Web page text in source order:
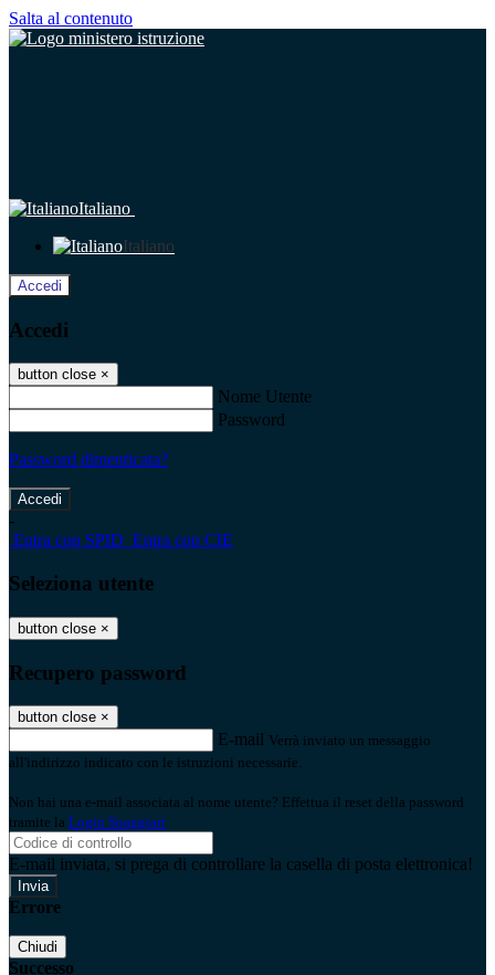
Salta al contenuto
Italiano
Italiano
Accedi
Accedi
button close ×
Nome Utente
Password
Password dimenticata?
-
Entra con SPID Entra con CIE
Seleziona utente
button close ×
Recupero password
button close ×
E-mail Verrà inviato un messaggio
all'indirizzo indicato con le istruzioni necessarie.
Non hai una e-mail associata al nome utente? Effettua il reset della password
tramite la Login Spaggiari
E-mail inviata, si prega di controllare la casella di posta elettronica!
Errore
Chiudi
Successo